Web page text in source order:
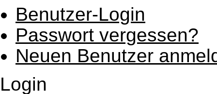
Benutzer-Login
Passwort vergessen?
Neuen Benutzer
Login